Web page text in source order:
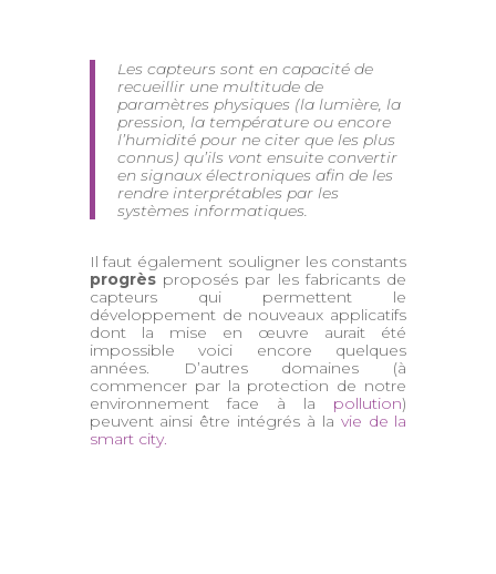
Les capteurs sont en capacité de
recueillir une multitude de
paramètres physiques (la lumière, la
pression, la température ou encore
l’humidité pour ne citer que les plus
connus) qu’ils vont ensuite convertir
en signaux électroniques afin de les
rendre interprétables par les
systèmes informatiques.
Il faut également souligner les constants
progrèsproposés par les fabricants de
capteurs qui permettent le
développement de nouveaux applicatifs
dont la mise en œuvre aurait été
impossible voici encore quelques
années. D’autres domaines (à
commencer par la protection de notre
environnement face à la pollution)
peuvent ainsi être intégrés à la vie de la
smart city.